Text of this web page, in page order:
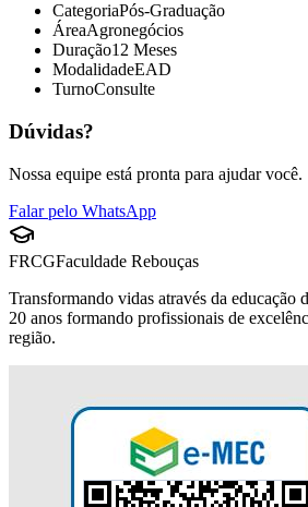
CategoriaPós-Graduação
ÁreaAgronegócios
Duração12 Meses
ModalidadeEAD
TurnoConsulte
Dúvidas?
Nossa equipe está pronta para ajudar você.
Falar pelo WhatsApp
FRCGFaculdade Rebouças
Transformando vidas através da educação
20 anos formando profissionais de
região.